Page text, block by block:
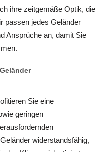
ihre zeitgemäße Optik, die
passen jedes Geländer
Ansprüche an, damit Sie
Sie eine
geringen
widerstandsfähig,